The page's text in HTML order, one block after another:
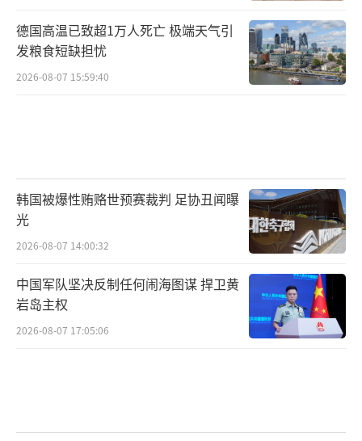
德国高温已致超1万人死亡 极端天气引
发粮食短缺担忧
2026-08-07 15:59:40
韩国被爆性贿赂世预赛裁判 足协丑闻曝
光
2026-08-07 14:00:32
中国军队坚决反制任何闹海图谋 捍卫黄
岩岛主权
2026-08-07 17:05:06